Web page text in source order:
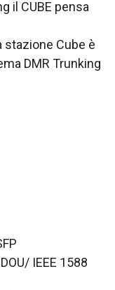
il CUBE pensa
stazione Cube è
DMR Trunking
IEEE 1588